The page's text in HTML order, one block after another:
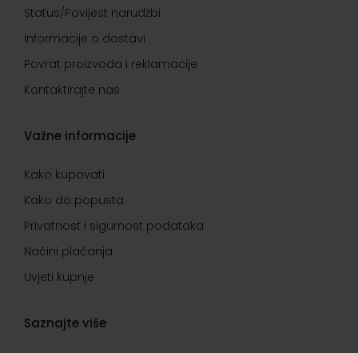
Status/Povijest narudžbi
Informacije o dostavi
Povrat proizvoda i reklamacije
Kontaktirajte nas
Važne informacije
Kako kupovati
Kako do popusta
Privatnost i sigurnost podataka
Načini plaćanja
Uvjeti kupnje
Saznajte više